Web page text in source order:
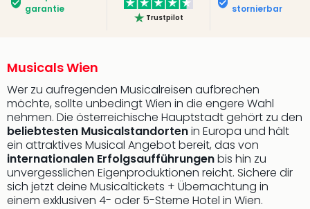
garantie
Trustpilot
stornierbar
Musicals Wien
Wer zu aufregenden Musicalreisen aufbrechen
möchte, sollte unbedingt Wien in die engere Wahl
nehmen. Die österreichische Hauptstadt gehört zu den
beliebtesten Musicalstandortenin Europa und hält
ein attraktives Musical Angebot bereit, das von
internationalen Erfolgsaufführungenbis hin zu
unvergesslichen Eigenproduktionen reicht. Sichere dir
sich jetzt deine Musicaltickets + Übernachtung in
einem exklusiven 4- oder 5-Sterne Hotel in Wien.